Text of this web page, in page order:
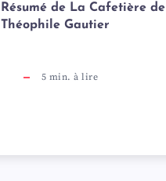
Résumé de La Cafetière de
Théophile Gautier
5 min. à lire